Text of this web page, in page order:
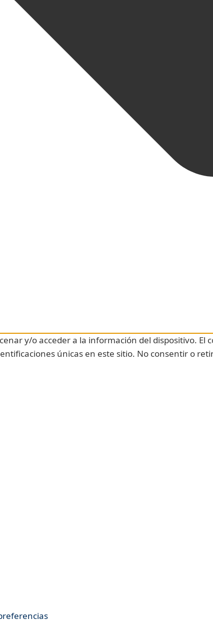
y/o acceder a la información del dispositivo. El
únicas en este sitio. No consentir o